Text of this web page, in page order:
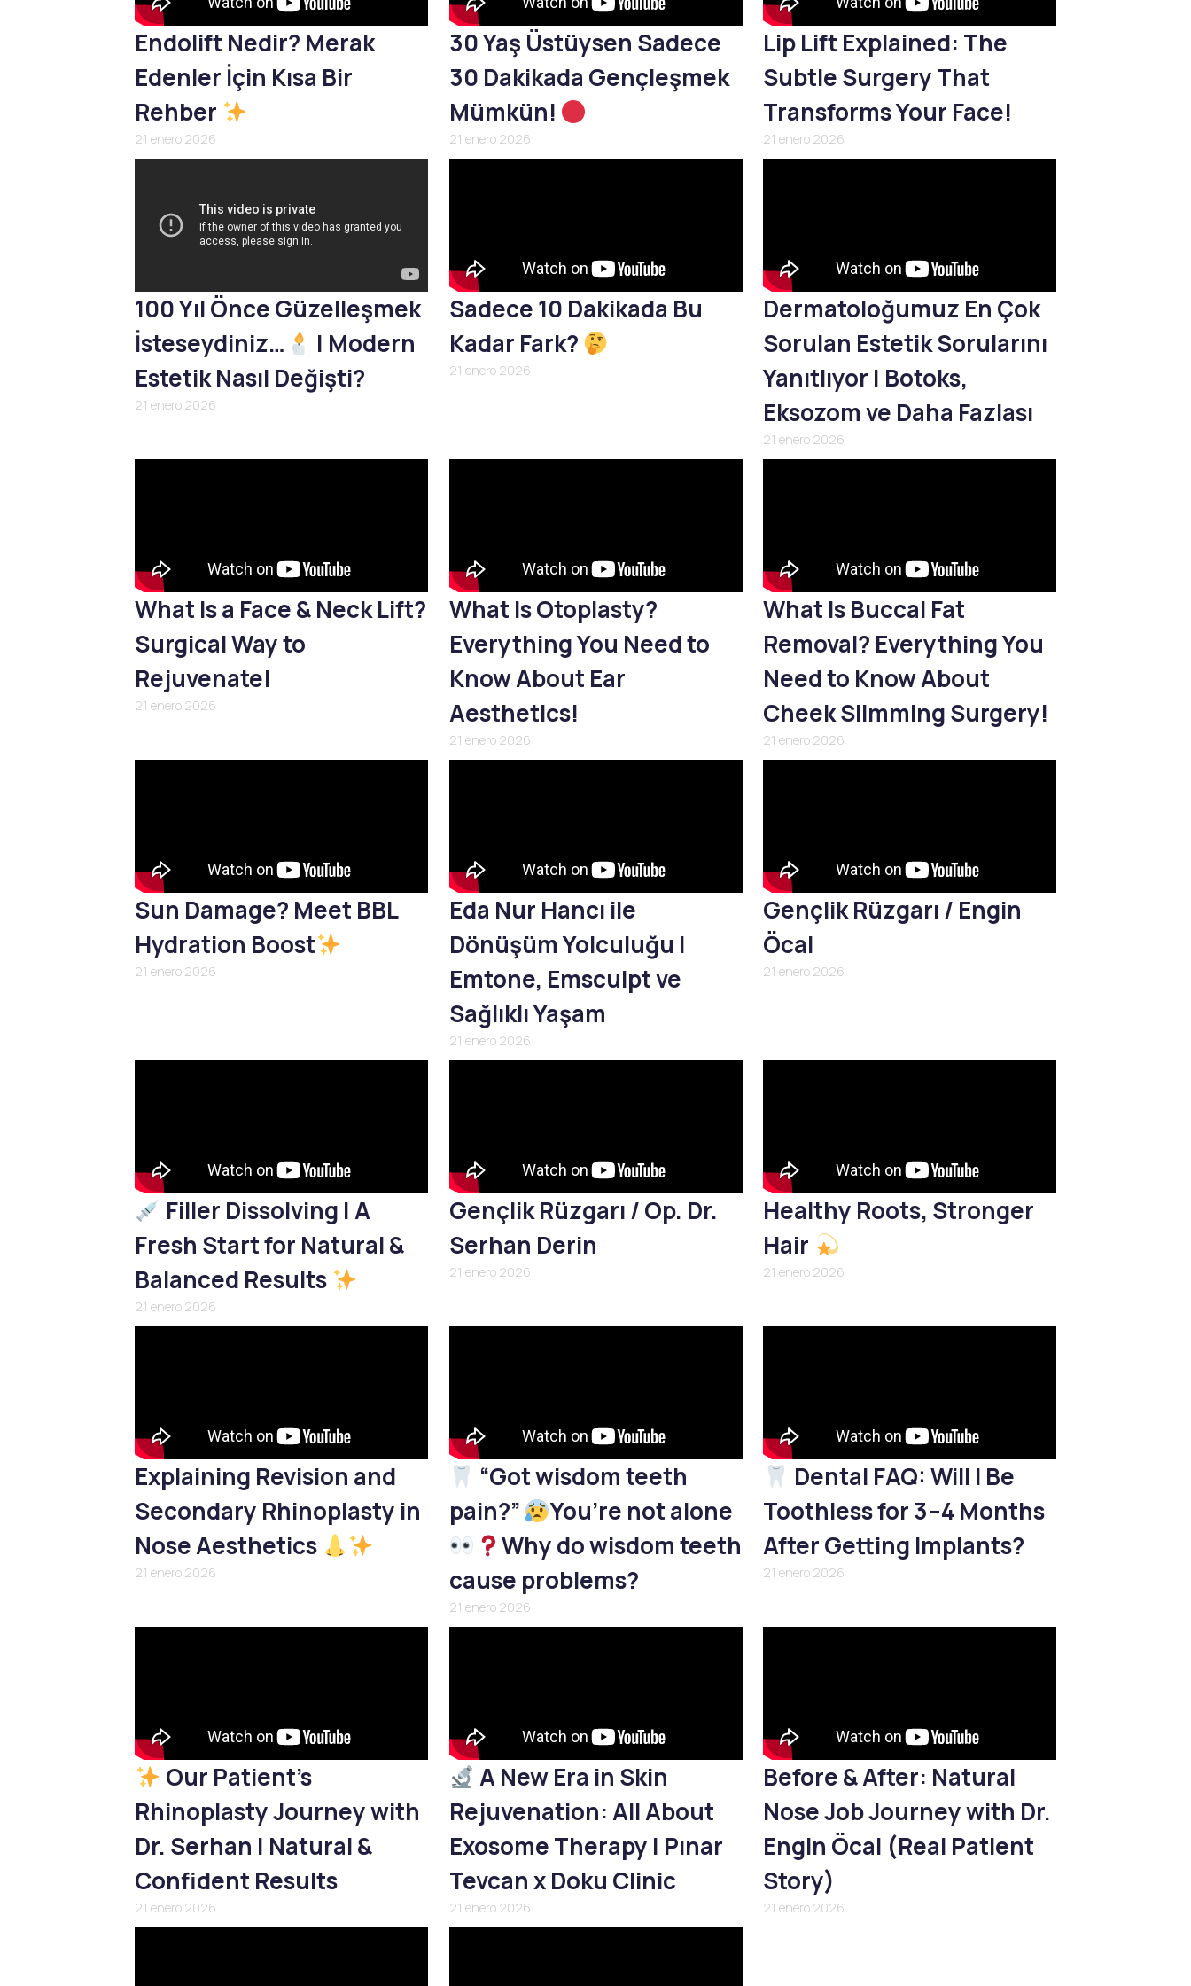
Endolift Nedir? Merak
Edenler İçin Kısa Bir
Rehber
21 enero 2026
30 Yaş Üstüysen Sadece
30 Dakikada Gençleşmek
Mümkün!
21 enero 2026
Lip Lift Explained: The
Subtle Surgery That
Transforms Your Face!
21 enero 2026
100 Yıl Önce Güzelleşmek
İsteseydiniz…
| Modern
Estetik Nasıl Değişti?
21 enero 2026
Sadece 10 Dakikada Bu
Kadar Fark?
21 enero 2026
Dermatoloğumuz En Çok
Sorulan Estetik Sorularını
Yanıtlıyor | Botoks,
Eksozom ve Daha Fazlası
21 enero 2026
What Is a Face & Neck Lift?
Surgical Way to
Rejuvenate!
21 enero 2026
What Is Otoplasty?
Everything You Need to
Know About Ear
Aesthetics!
21 enero 2026
What Is Buccal Fat
Removal? Everything You
Need to Know About
Cheek Slimming Surgery!
21 enero 2026
Sun Damage? Meet BBL
Hydration Boost
21 enero 2026
Eda Nur Hancı ile
Dönüşüm Yolculuğu |
Emtone, Emsculpt ve
Sağlıklı Yaşam
21 enero 2026
Gençlik Rüzgarı / Engin
Öcal
21 enero 2026
Filler Dissolving | A
Fresh Start for Natural &
Balanced Results
21 enero 2026
Gençlik Rüzgarı / Op. Dr.
Serhan Derin
21 enero 2026
Healthy Roots, Stronger
Hair
21 enero 2026
Explaining Revision and
Secondary Rhinoplasty in
Nose Aesthetics
21 enero 2026
“Got wisdom teeth
pain?”
You’re not alone
Why do wisdom teeth
cause problems?
21 enero 2026
Dental FAQ: Will I Be
Toothless for 3–4 Months
After Getting Implants?
21 enero 2026
Our Patient’s
Rhinoplasty Journey with
Dr. Serhan | Natural &
Confident Results
21 enero 2026
A New Era in Skin
Rejuvenation: All About
Exosome Therapy | Pınar
Tevcan x Doku Clinic
21 enero 2026
Before & After: Natural
Nose Job Journey with Dr.
Engin Öcal (Real Patient
Story)
21 enero 2026